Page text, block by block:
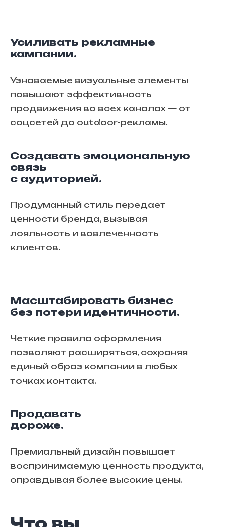
Усиливать рекламные
кампании.
Узнаваемые визуальные элементы
повышают эффективность
продвижения во всех каналах — от
соцсетей до outdoor-рекламы.
Создавать эмоциональную
связь
с аудиторией.
Продуманный стиль передает
ценности бренда, вызывая
лояльность и вовлеченность
клиентов.
Масштабировать бизнес
без потери идентичности.
Четкие правила оформления
позволяют расширяться, сохраняя
единый образ компании в любых
точках контакта.
Продавать
дороже.
Премиальный дизайн повышает
воспринимаемую ценность продукта,
оправдывая более высокие цены.